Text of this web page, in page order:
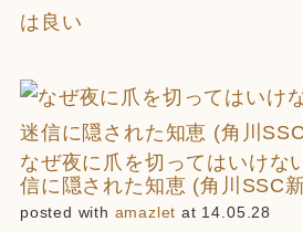
は良い
なぜ夜に爪を切ってはいけな
信に隠された知恵 (角川SSC
posted with amazlet at 14.05.28